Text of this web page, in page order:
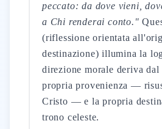
peccato: da dove vieni,
a Chi renderai conto."
(riflessione orientata
destinazione) illumina la
direzione morale deriva dal
propria provenienza —
Cristo — e la propria
trono celeste.